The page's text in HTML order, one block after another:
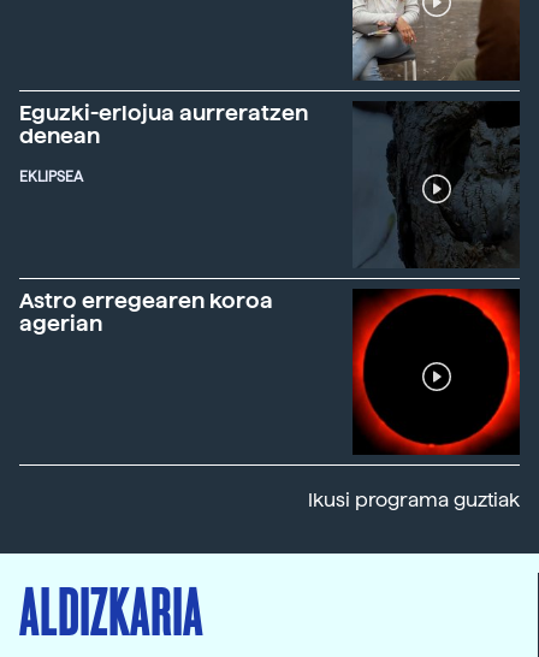
Eguzki-erlojua aurreratzen
denean
EKLIPSEA
Astro erregearen koroa
agerian
Ikusi programa guztiak
ALDIZKARIA